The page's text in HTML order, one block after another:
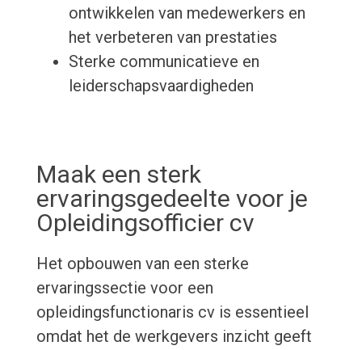
ontwikkelen van medewerkers en
het verbeteren van prestaties
Sterke communicatieve en
leiderschapsvaardigheden
Maak een sterk
ervaringsgedeelte voor je
Opleidingsofficier cv
Het opbouwen van een sterke
ervaringssectie voor een
opleidingsfunctionaris cv is essentieel
omdat het de werkgevers inzicht geeft